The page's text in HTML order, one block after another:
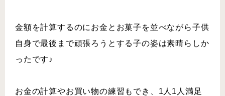
金額を計算するのにお金とお菓子を並べながら子供
自身で最後まで頑張ろうとする子の姿は素晴らしか
ったです♪
お金の計算やお買い物の練習もでき、1人1人満足